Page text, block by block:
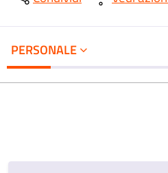
PERSONALE